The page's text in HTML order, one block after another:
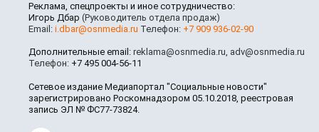
Реклама, спецпроекты и иное сотрудничество:
Игорь Дбар (Руководитель отдела продаж)
Email: i.dbar@osnmedia.ru Телефон: +7 909 936-02-90
Дополнительные email: reklama@osnmedia.ru, adv@osnmedia.ru
Телефон: +7 495 004-56-11
Сетевое издание Медиапортал "Социальные новости"
зарегистрировано Роскомнадзором 05.10.2018, реестровая
запись ЭЛ № ФС77-73824.